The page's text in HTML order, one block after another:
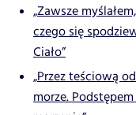
„Zawsze
czego się
Ciało”
„Przez teściową
morze.